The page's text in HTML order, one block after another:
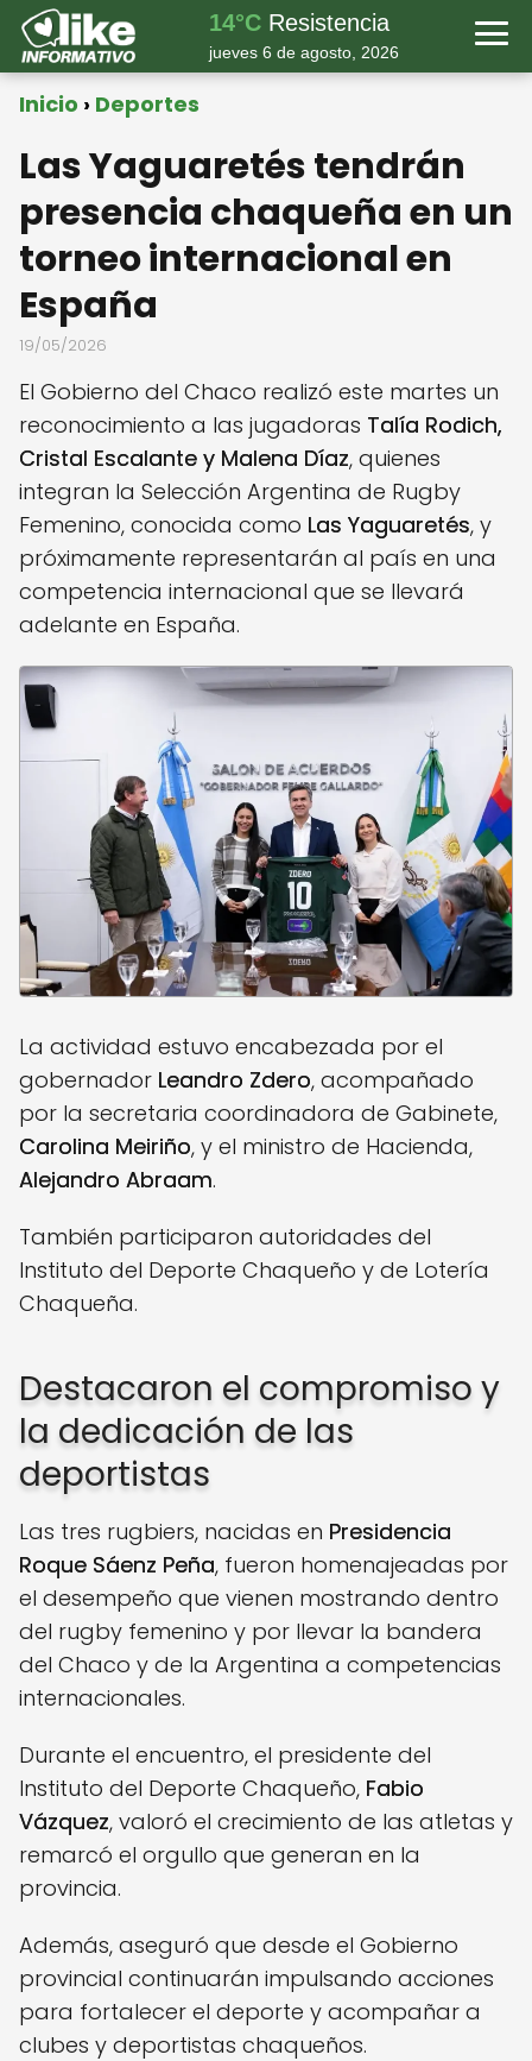
14°C Resistencia
jueves 6 de agosto, 2026
Inicio Deportes
Las Yaguaretés tendrán
presencia chaqueña en un
torneo internacional en
España
19/05/2026
El Gobierno del Chaco realizó este martes un
reconocimiento a las jugadoras Talía Rodich,
Cristal Escalante y Malena Díaz, quienes
integran la Selección Argentina de Rugby
Femenino, conocida como Las Yaguaretés, y
próximamente representarán al país en una
competencia internacional que se llevará
adelante en España.
La actividad estuvo encabezada por el
gobernador Leandro Zdero, acompañado
por la secretaria coordinadora de Gabinete,
Carolina Meiriño, y el ministro de Hacienda,
Alejandro Abraam.
También participaron autoridades del
Instituto del Deporte Chaqueño y de Lotería
Chaqueña.
Destacaron el compromiso y
la dedicación de las
deportistas
Las tres rugbiers, nacidas en Presidencia
Roque Sáenz Peña, fueron homenajeadas por
el desempeño que vienen mostrando dentro
del rugby femenino y por llevar la bandera
del Chaco y de la Argentina a competencias
internacionales.
Durante el encuentro, el presidente del
Instituto del Deporte Chaqueño, Fabio
Vázquez, valoró el crecimiento de las atletas y
remarcó el orgullo que generan en la
provincia.
Además, aseguró que desde el Gobierno
provincial continuarán impulsando acciones
para fortalecer el deporte y acompañar a
clubes y deportistas chaqueños.